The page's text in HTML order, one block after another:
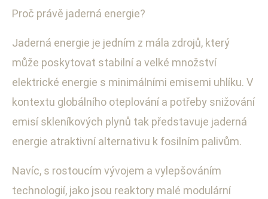
Proč právě jaderná energie?
Jaderná energie je jedním z mála zdrojů, který
může poskytovat stabilní a velké množství
elektrické energie s minimálními emisemi uhlíku. V
kontextu globálního oteplování a potřeby snižování
emisí skleníkových plynů tak představuje jaderná
energie atraktivní alternativu k fosilním palivům.
Navíc, s rostoucím vývojem a vylepšováním
technologií, jako jsou reaktory malé modulární